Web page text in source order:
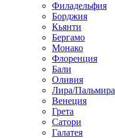
Филадельфия
Борджия
Кьянти
Бергамо
Монако
Флоренция
Бали
Оливия
Лира/Пальмира
Венеция
Грета
Сатори
Галатея